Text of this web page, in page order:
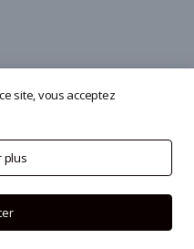
site, vous acceptez
plus